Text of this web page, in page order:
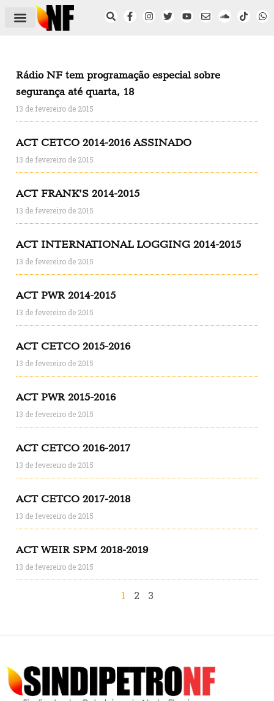
Rádio NF tem programação especial sobre
segurança até quarta, 18
13 de fevereiro de 2015
ACT CETCO 2014-2016 ASSINADO
13 de fevereiro de 2015
ACT FRANK’S 2014-2015
13 de fevereiro de 2015
ACT INTERNATIONAL LOGGING 2014-2015
13 de fevereiro de 2015
ACT PWR 2014-2015
13 de fevereiro de 2015
ACT CETCO 2015-2016
13 de fevereiro de 2015
ACT PWR 2015-2016
13 de fevereiro de 2015
ACT CETCO 2016-2017
13 de fevereiro de 2015
ACT CETCO 2017-2018
13 de fevereiro de 2015
ACT WEIR SPM 2018-2019
13 de fevereiro de 2015
1 2 3